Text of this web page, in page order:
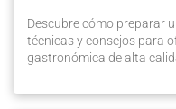
Descubre cómo preparar
técnicas y consejos para
gastronómica de alta